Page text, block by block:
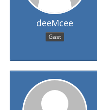
deeMcee
Gast